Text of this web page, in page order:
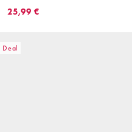
Netzstoff in Schwarz und Weiß
25,99 €
Deal